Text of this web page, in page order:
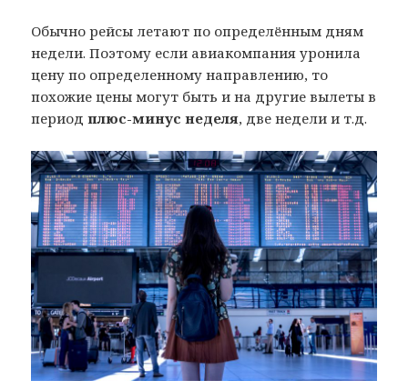
Обычно рейсы летают по определённым дням
недели. Поэтому если авиакомпания уронила
цену по определенному направлению, то
похожие цены могут быть и на другие вылеты в
периодплюс-минус неделя, две недели и т.д.